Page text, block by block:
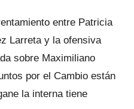
entre Patricia
Larreta y la ofensiva
sobre Maximiliano
por el Cambio están
la interna tiene